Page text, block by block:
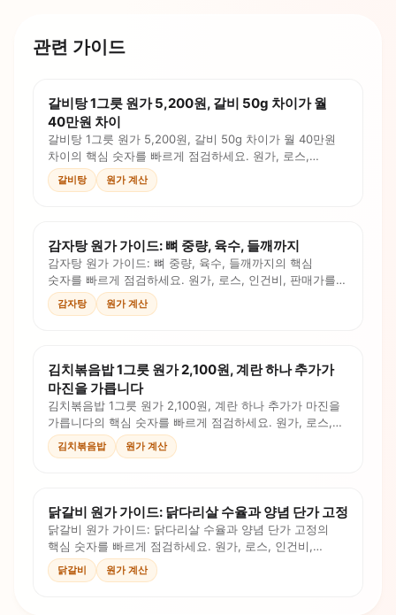
관련 가이드
갈비탕 1그릇 원가 5,200원, 갈비 50g 차이가 월
40만원 차이
갈비탕 1그릇 원가 5,200원, 갈비 50g 차이가 월 40만원
차이의 핵심 숫자를 빠르게 점검하세요. 원가, 로스,
인건비, 판매가를 계산식과 체크리스트로 확인합니다.
갈비탕 원가 계산
감자탕 원가 가이드: 뼈 중량, 육수, 들깨까지
감자탕 원가 가이드: 뼈 중량, 육수, 들깨까지의 핵심
숫자를 빠르게 점검하세요. 원가, 로스, 인건비, 판매가를
계산식과 체크리스트로 확인합니다.
감자탕 원가 계산
김치볶음밥 1그릇 원가 2,100원, 계란 하나 추가가
마진을 가릅니다
김치볶음밥 1그릇 원가 2,100원, 계란 하나 추가가 마진을
가릅니다의 핵심 숫자를 빠르게 점검하세요. 원가, 로스,
인건비, 판매가를 계산식과 체크리스트로 확인합니다.
김치볶음밥 원가 계산
닭갈비 원가 가이드: 닭다리살 수율과 양념 단가 고정
닭갈비 원가 가이드: 닭다리살 수율과 양념 단가 고정의
핵심 숫자를 빠르게 점검하세요. 원가, 로스, 인건비,
판매가를 계산식과 체크리스트로 확인합니다.
닭갈비 원가 계산